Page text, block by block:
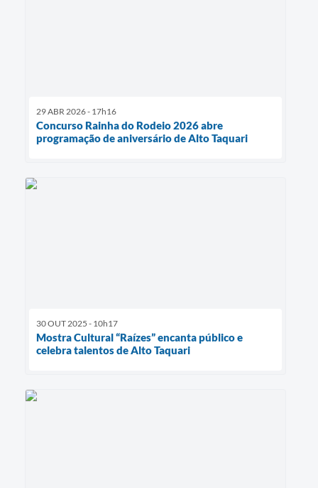
29 ABR 2026 - 17h16
Concurso Rainha do Rodeio 2026 abre
programação de aniversário de Alto Taquari
30 OUT 2025 - 10h17
Mostra Cultural “Raízes” encanta público e
celebra talentos de Alto Taquari